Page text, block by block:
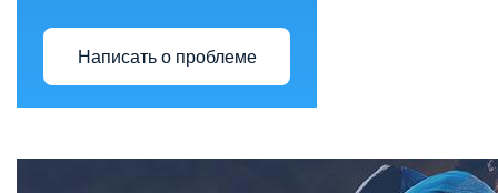
Написать о проблеме